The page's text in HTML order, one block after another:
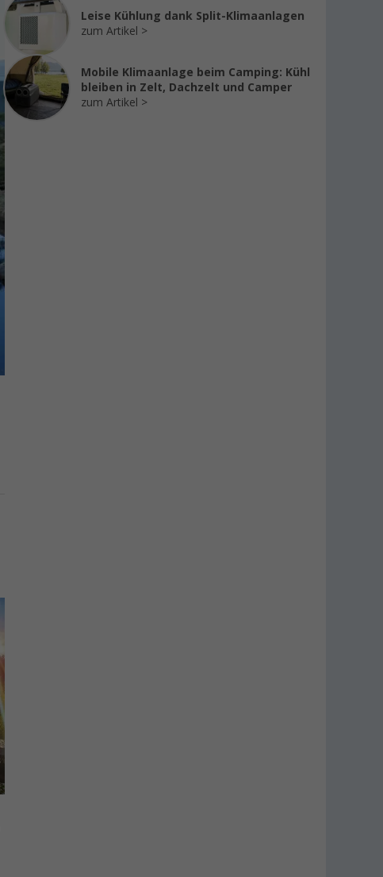
Leise Kühlung dank Split-Klimaanlagen
zum Artikel
Mobile Klimaanlage beim Camping: Kühl
bleiben in Zelt, Dachzelt und Camper
zum Artikel